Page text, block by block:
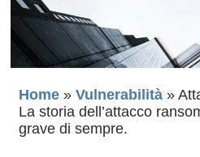
Home » Vulnerabilità »
La storia dell’attacco
grave di sempre.